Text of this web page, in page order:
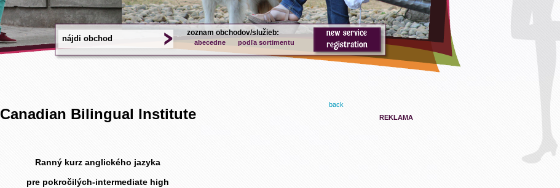
zoznam obchodov/služieb:
abecedne podľa sortimentu
back
Canadian Bilingual Institute
Ranný kurz anglického jazyka
pre pokročilých-intermediate high
REKLAMA